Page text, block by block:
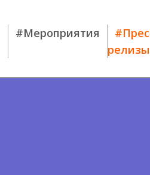
#Мероприятия
релизы